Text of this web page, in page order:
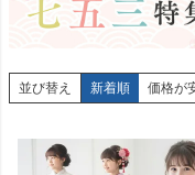
並び替え 新着順 価格が